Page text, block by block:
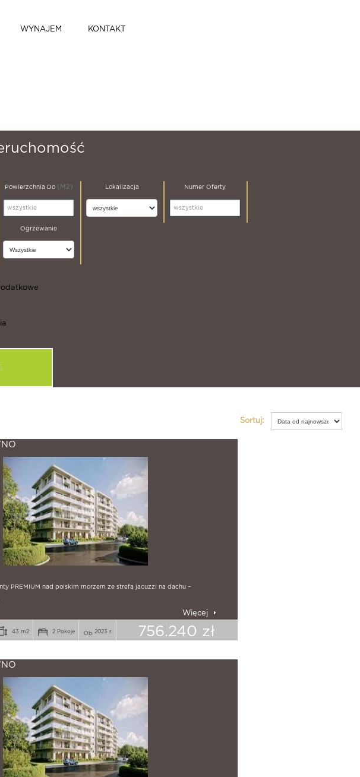
WYNAJEM KONTAKT
Powierzchnia Do (m2) Lokalizacja Numer Oferty
Ogrzewanie
Sortuj:
PREMIUM nad polskim morzem ze strefą jacuzzi na dachu –
Więcej
43 m2 2 Pokoje 2023 r. 756.240 zł